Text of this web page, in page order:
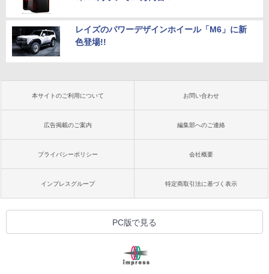
レイズのパワーデザインホイール「M6」に新
色登場!!
本サイトのご利用について お問い合わせ
広告掲載のご案内 編集部へのご連絡
プライバシーポリシー 会社概要
インプレスグループ 特定商取引法に基づく表示
PC版で見る